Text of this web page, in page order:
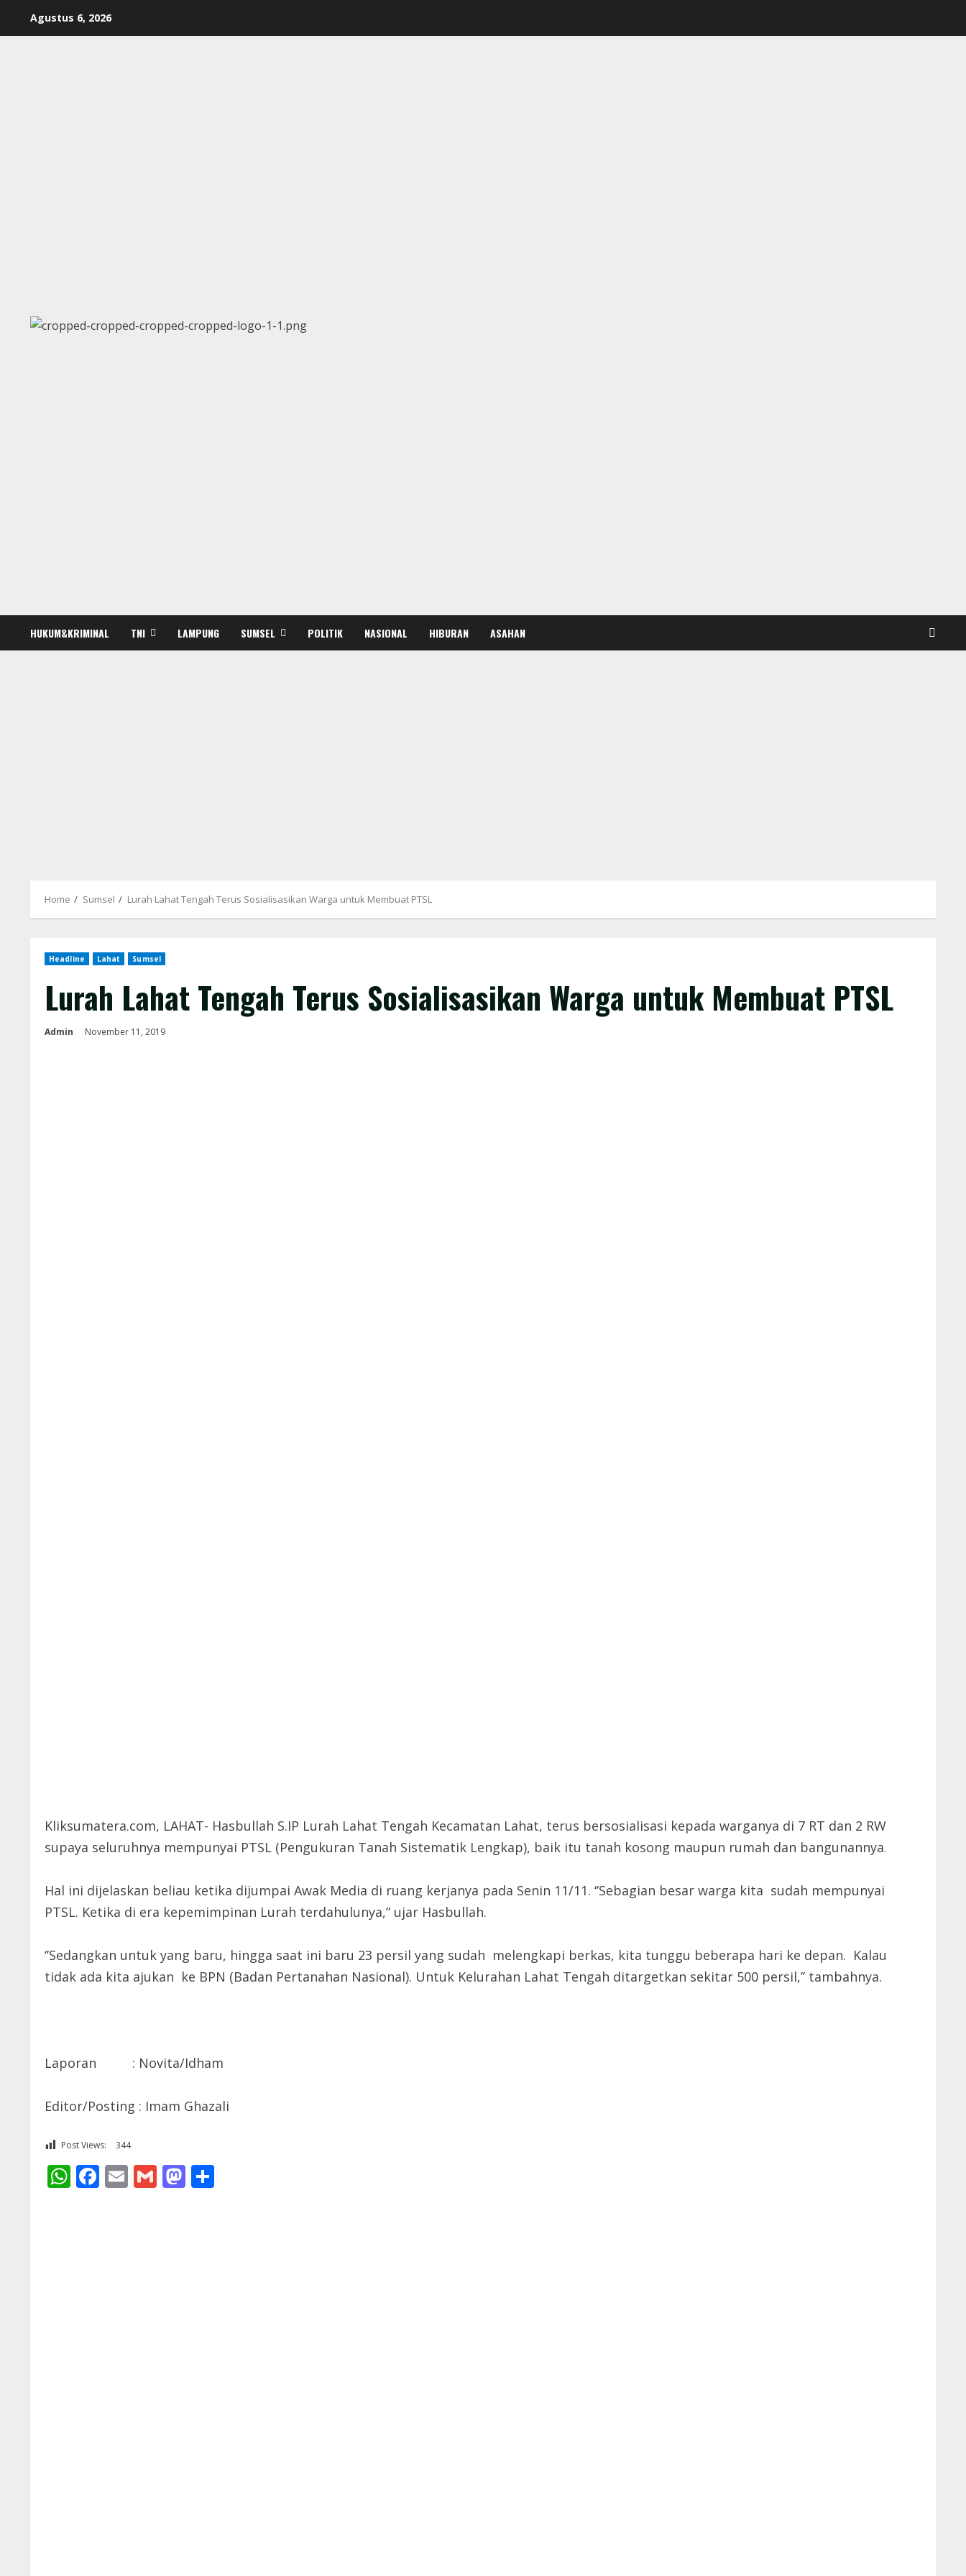
Agustus 6, 2026
HUKUM&KRIMINAL TNI LAMPUNG SUMSEL POLITIK NASIONAL HIBURAN ASAHAN
Home Sumsel Lurah Lahat Tengah Terus Sosialisasikan Warga untuk Membuat PTSL
Headline Lahat Sumsel
Lurah Lahat Tengah Terus Sosialisasikan Warga untuk Membuat PTSL
Admin November 11, 2019
Kliksumatera.com, LAHAT- Hasbullah S.IP Lurah Lahat Tengah Kecamatan Lahat, terus bersosialisasi kepada warganya di 7 RT dan 2 RW
supaya seluruhnya mempunyai PTSL (Pengukuran Tanah Sistematik Lengkap), baik itu tanah kosong maupun rumah dan bangunannya.
Hal ini dijelaskan beliau ketika dijumpai Awak Media di ruang kerjanya pada Senin 11/11. ‘’Sebagian besar warga kita sudah mempunyai
PTSL. Ketika di era kepemimpinan Lurah terdahulunya,” ujar Hasbullah.
‘’Sedangkan untuk yang baru, hingga saat ini baru 23 persil yang sudah melengkapi berkas, kita tunggu beberapa hari ke depan. Kalau
tidak ada kita ajukan ke BPN (Badan Pertanahan Nasional). Untuk Kelurahan Lahat Tengah ditargetkan sekitar 500 persil,’’ tambahnya.
Laporan : Novita/Idham
Editor/Posting : Imam Ghazali
Post Views: 344
WhatsApp
Facebook
EmailGmailMastodon